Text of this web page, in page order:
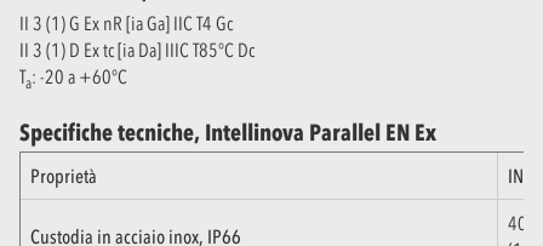
II 3 (1) G Ex nR [ia Ga] IIC T4 Gc
II 3 (1) D Ex tc [ia Da] IIIC T85°C Dc
Ta: -20 a +60°C
Specifiche tecniche, Intellinova Parallel EN Ex
Proprietà
Custodia in acciaio inox, IP66